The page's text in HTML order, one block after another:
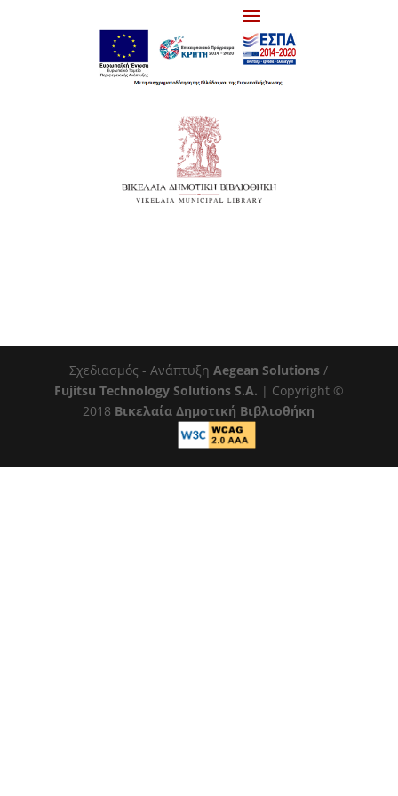
Σχεδιασμός - ΑνάπτυξηAegean Solutions /
Fujitsu Technology Solutions S.A. | Copyright ©
2018 Βικελαία Δημοτική Βιβλιοθήκη